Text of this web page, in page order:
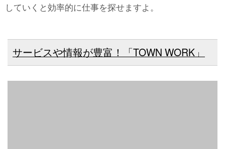
していくと効率的に仕事を探せますよ。
サービスや情報が豊富！「TOWN WORK」